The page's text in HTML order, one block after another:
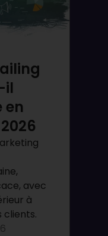
il
en
avec
à
clients.